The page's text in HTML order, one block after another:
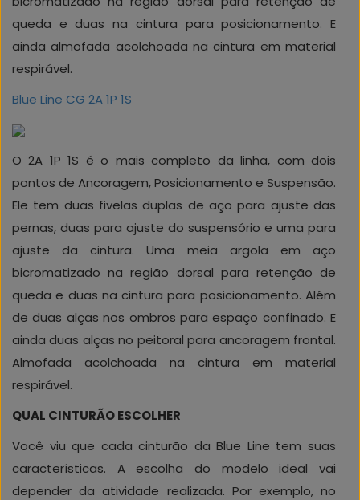
queda e duas na cintura para posicionamento. E
ainda almofada acolchoada na cintura em material
respirável.
Blue Line CG 2A 1P 1S
O 2A 1P 1S é o mais completo da linha, com dois
pontos de Ancoragem, Posicionamento e Suspensão.
Ele tem duas fivelas duplas de aço para ajuste das
pernas, duas para ajuste do suspensório e uma para
ajuste da cintura. Uma meia argola em aço
bicromatizado na região dorsal para retenção de
queda e duas na cintura para posicionamento. Além
de duas alças nos ombros para espaço confinado. E
ainda duas alças no peitoral para ancoragem frontal.
Almofada acolchoada na cintura em material
respirável.
QUAL CINTURÃO ESCOLHER
Você viu que cada cinturão da Blue Line tem suas
características. A escolha do modelo ideal vai
depender da atividade realizada. Por exemplo, no